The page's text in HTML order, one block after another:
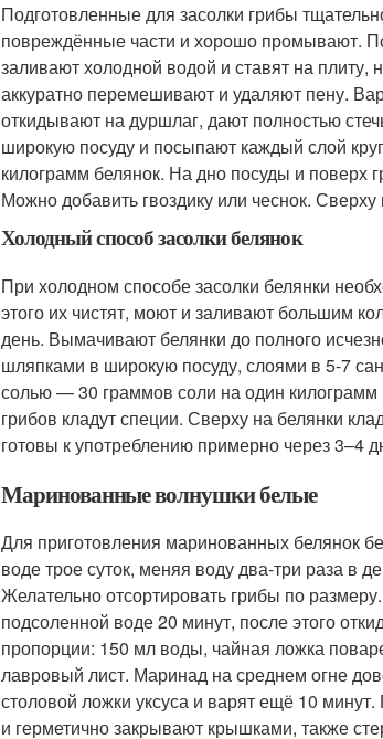
Подготовленные для засолки грибы
повреждённые части и хорошо промывают.
заливают холодной водой и ставят на
аккуратно перемешивают и удаляют пену.
откидывают на дуршлаг, дают полностью
широкую посуду и посыпают каждый слой
килограмм белянок. На дно посуды и
Можно добавить гвоздику или чеснок.
Холодный способ засолки белянок
При холодном способе засолки белянки
этого их чистят, моют и заливают большим
день. Вымачивают белянки до полного
шляпками в широкую посуду, слоями в 5-7
солью — 30 граммов соли на один
грибов кладут специи. Сверху на белянки
готовы к употреблению примерно через 3–4
Маринованные волнушки белые
Для приготовления маринованных белянок
воде трое суток, меняя воду два-три раза в
Желательно отсортировать грибы по
подсоленной воде 20 минут, после этого
пропорции: 150 мл воды, чайная ложка
лавровый лист. Маринад на среднем огне
столовой ложки уксуса и варят ещё 10
и герметично закрывают крышками, также